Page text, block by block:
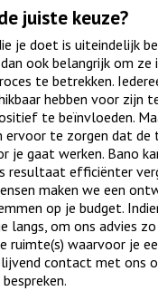
juiste keuze?
je doet is uiteindelijk
ook belangrijk om ze
te betrekken.
hebben voor zijn
te beïnvloeden.
ervoor te zorgen dat de
je gaat werken. Bano
resultaat efficiënter
maken we een
op je budget.
langs, om ons advies
ruimte(s) waarvoor je
contact met ons